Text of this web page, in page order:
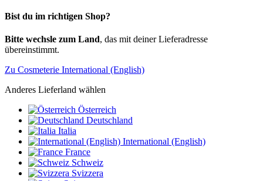
Bist du im richtigen Shop?
Bitte wechsle zum Land, das mit deiner Lieferadresse
übereinstimmt.
Zu Cosmeterie International (English)
Anderes Lieferland wählen
Österreich
Deutschland
Italia
International (English)
France
Schweiz
Svizzera